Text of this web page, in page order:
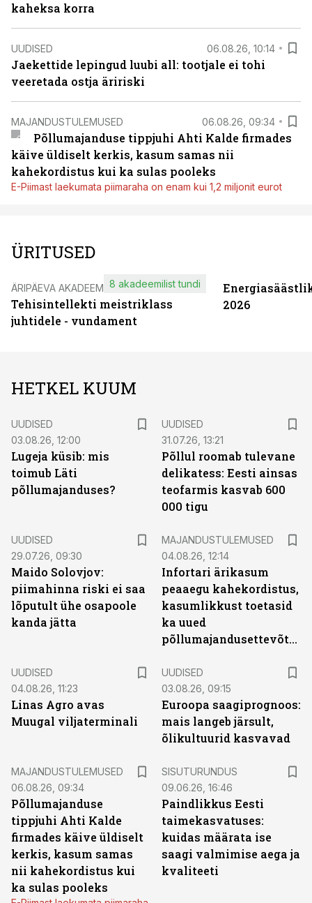
kaheksa korra
UUDISED 06.08.26, 10:14
Jaekettide lepingud luubi all: tootjale ei tohi
veeretada ostja äririski
MAJANDUSTULEMUSED 06.08.26, 09:34
Põllumajanduse tippjuhi Ahti Kalde firmades
käive üldiselt kerkis, kasum samas nii
kahekordistus kui ka sulas pooleks
E-Piimast laekumata piimaraha on enam kui 1,2 miljonit eurot
ÜRITUSED
ÄRIPÄEVA AKADEEMIA
Tehisintellekti meistriklass
juhtidele - vundament
8 akadeemilist tundi
2026
HETKEL KUUM
UUDISED
03.08.26, 12:00
Lugeja küsib: mis
toimub Läti
põllumajanduses?
UUDISED
31.07.26, 13:21
Põllul roomab tulevane
delikatess: Eesti ainsas
teofarmis kasvab 600
000 tigu
UUDISED
29.07.26, 09:30
Maido Solovjov:
piimahinna riski ei saa
lõputult ühe osapoole
kanda jätta
MAJANDUSTULEMUSED
04.08.26, 12:14
Infortari ärikasum
peaaegu kahekordistus,
kasumlikkust toetasid
ka uued
põllumajandusettevõtted
UUDISED
04.08.26, 11:23
Linas Agro avas
Muugal viljaterminali
UUDISED
03.08.26, 09:15
Euroopa saagiprognoos:
mais langeb järsult,
õlikultuurid kasvavad
MAJANDUSTULEMUSED
06.08.26, 09:34
Põllumajanduse
tippjuhi Ahti Kalde
firmades käive üldiselt
kerkis, kasum samas
nii kahekordistus kui
ka sulas pooleks
SISUTURUNDUS
09.06.26, 16:46
Paindlikkus Eesti
taimekasvatuses:
kuidas määrata ise
saagi valmimise aega ja
kvaliteeti